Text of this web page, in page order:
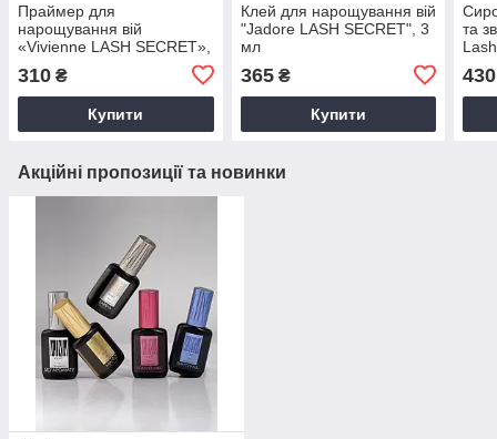
Праймер для
нарощування вій
«Vivienne LASH SECRET»,
310 ₴
Купити
Клей для нарощування вій
"Jadore LASH SECRET", 3
мл
365₴
Купити
та
430
Акційні пропозиції та новинки